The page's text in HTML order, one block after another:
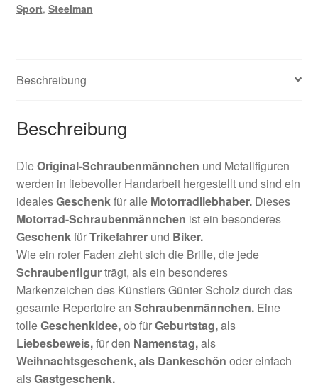
Sport, Steelman
Beschreibung
Beschreibung
DieOriginal-Schraubenmännchen und Metallfiguren
werden in liebevoller Handarbeit hergestellt und sind ein
idealesGeschenkfür alle Motorradliebhaber.Dieses
Motorrad-Schraubenmännchen ist ein besonderes
GeschenkfürTrikefahrer und Biker.
Wie ein roter Faden zieht sich die Brille, die jede
Schraubenfigurträgt, als ein besonderes
Markenzeichen des Künstlers Günter Scholz durch das
gesamte Repertoire an Schraubenmännchen.Eine
tolleGeschenkidee,ob fürGeburtstag,als
Liebesbeweis,für den Namenstag,als
Weihnachtsgeschenk,als Dankeschön oder einfach
alsGastgeschenk.